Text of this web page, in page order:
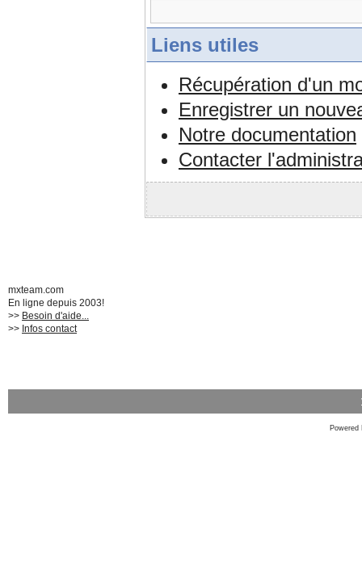
Liens utiles
Récupération d'un
Enregistrer un
Notre documentation
Contacter
mxteam.com
En ligne depuis 2003!
>> Besoin d'aide...
>> Infos contact